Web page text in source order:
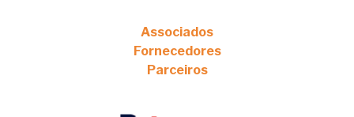
Associados
Fornecedores
Parceiros